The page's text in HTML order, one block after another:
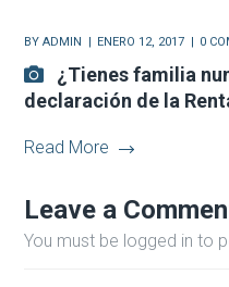
BYADMIN ENERO 12, 2017 0
¿Tienes familia
declaración de la
Read More
Leave a
You must be logged in to